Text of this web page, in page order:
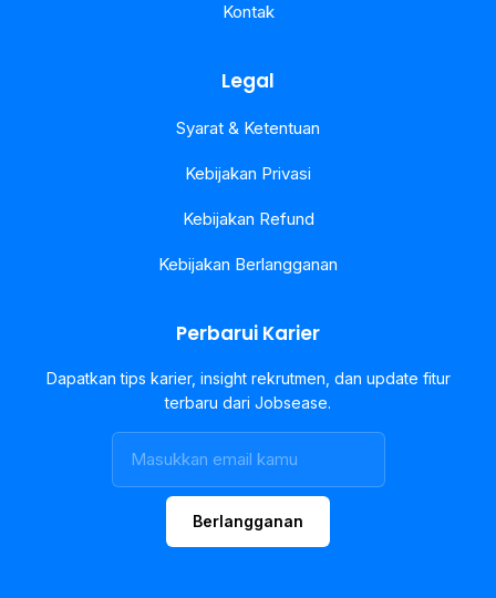
Kontak
Legal
Syarat & Ketentuan
Kebijakan Privasi
Kebijakan Refund
Kebijakan Berlangganan
Perbarui Karier
Dapatkan tips karier, insight rekrutmen, dan update fitur
terbaru dari Jobsease.
Berlangganan